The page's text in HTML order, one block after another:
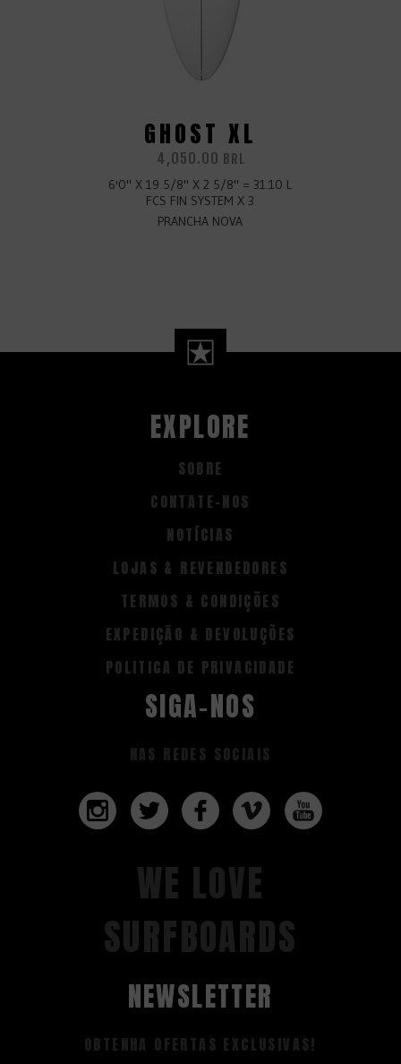
GHOST XL
4,050.00 BRL
6'0" X 19 5/8" X 2 5/8" = 31.10 L
FCS FIN SYSTEM X 3
PRANCHA NOVA
EXPLORE
SOBRE
CONTATE-NOS
NOTÍCIAS
LOJAS & REVENDEDORES
TERMOS & CONDIÇÕES
EXPEDIÇÃO & DEVOLUÇÕES
POLITICA DE PRIVACIDADE
SIGA-NOS
NAS REDES SOCIAIS
WE LOVE
SURFBOARDS
NEWSLETTER
OBTENHA OFERTAS EXCLUSIVAS!